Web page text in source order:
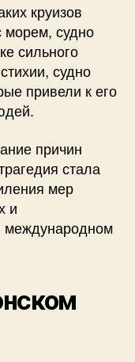
круизов
морем, судно
сильного
судно
привели к его
причин
стала
мер
и
международном